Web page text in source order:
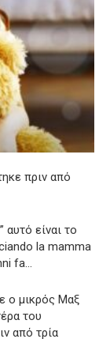
πριν από
είναι το
la mamma
fa…
ο μικρός Μαξ
του
από τρία